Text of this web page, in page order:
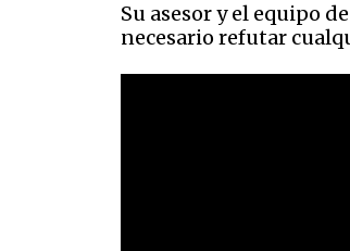
Su asesor y el equipo
necesario refutar